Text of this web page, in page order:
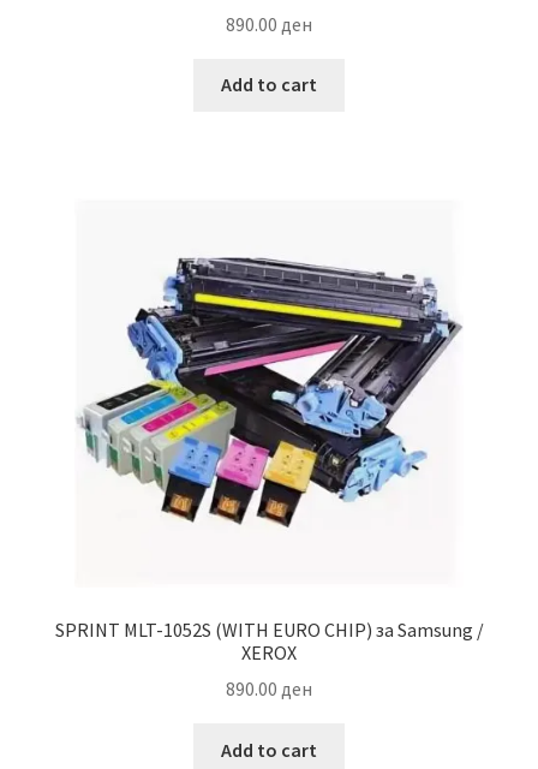
890.00 ден
Add to cart
SPRINT MLT-1052S (WITH EURO CHIP) за Samsung /
XEROX
890.00 ден
Add to cart